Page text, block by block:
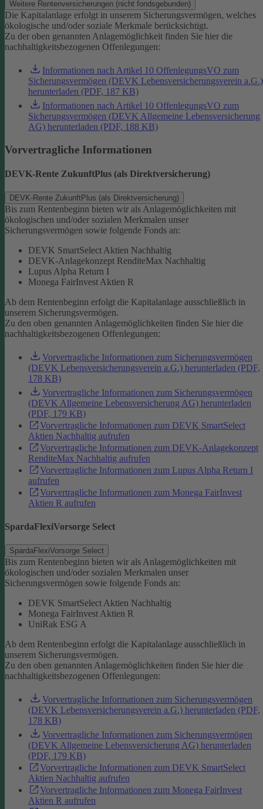
Weitere Rentenversicherungen (nicht fondsgebunden)
Die Kapitalanlage erfolgt in unserem Sicherungsvermögen, welches
ökologische und/oder soziale Merkmale berücksichtigt.
Zu der oben genannten Anlagemöglichkeit finden Sie hier die
nachhaltigkeitsbezogenen Offenlegungen:
Informationen nach Artikel 10 OffenlegungsVO zum
Sicherungsvermögen (DEVK Lebensversicherungsverein a.G.)
herunterladen (PDF, 187 KB)
Informationen nach Artikel 10 OffenlegungsVO zum
Sicherungsvermögen (DEVK Allgemeine Lebensversicherung
AG) herunterladen (PDF, 188 KB)
Vorvertragliche Informationen
DEVK-Rente ZukunftPlus (als Direktversicherung)
DEVK-Rente ZukunftPlus (als Direktversicherung)
Bis zum Rentenbeginn bieten wir als Anlagemöglichkeiten mit
ökologischen und/oder sozialen Merkmalen unser
Sicherungsvermögen sowie folgende Fonds an:
DEVK SmartSelect Aktien Nachhaltig
DEVK-Anlagekonzept RenditeMax Nachhaltig
Lupus Alpha Return I
Monega FairInvest Aktien R
Ab dem Rentenbeginn erfolgt die Kapitalanlage ausschließlich in
unserem Sicherungsvermögen.
Zu den oben genannten Anlagemöglichkeiten finden Sie hier die
nachhaltigkeitsbezogenen Offenlegungen:
Vorvertragliche Informationen zum Sicherungsvermögen
(DEVK Lebensversicherungsverein a.G.) herunterladen (PDF,
178 KB)
Vorvertragliche Informationen zum Sicherungsvermögen
(DEVK Allgemeine Lebensversicherung AG) herunterladen
(PDF, 179 KB)
Vorvertragliche Informationen zum DEVK SmartSelect
Aktien Nachhaltig aufrufen
Vorvertragliche Informationen zum DEVK-Anlagekonzept
RenditeMax Nachhaltig aufrufen
Vorvertragliche Informationen zum Lupus Alpha Return I
aufrufen
Vorvertragliche Informationen zum Monega FairInvest
Aktien R aufrufen
SpardaFlexiVorsorge Select
SpardaFlexiVorsorge Select
Bis zum Rentenbeginn bieten wir als Anlagemöglichkeiten mit
ökologischen und/oder sozialen Merkmalen unser
Sicherungsvermögen sowie folgende Fonds an:
DEVK SmartSelect Aktien Nachhaltig
Monega FairInvest Aktien R
UniRak ESG A
Ab dem Rentenbeginn erfolgt die Kapitalanlage ausschließlich in
unserem Sicherungsvermögen.
Zu den oben genannten Anlagemöglichkeiten finden Sie hier die
nachhaltigkeitsbezogenen Offenlegungen:
Vorvertragliche Informationen zum Sicherungsvermögen
(DEVK Lebensversicherungsverein a.G.) herunterladen (PDF,
178 KB)
Vorvertragliche Informationen zum Sicherungsvermögen
(DEVK Allgemeine Lebensversicherung AG) herunterladen
(PDF, 179 KB)
Vorvertragliche Informationen zum DEVK SmartSelect
Aktien Nachhaltig aufrufen
Vorvertragliche Informationen zum Monega FairInvest
Aktien R aufrufen